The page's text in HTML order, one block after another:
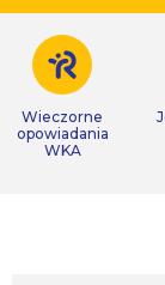
Wieczorne
opowiadania
WKA